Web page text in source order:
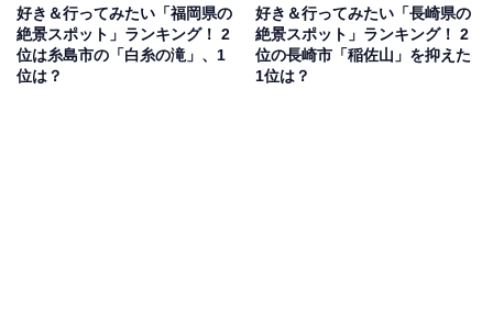
好き＆行ってみたい「福岡県の
絶景スポット」ランキング！ 2
位は糸島市の「白糸の滝」、1
位は？
好き＆行ってみたい「長崎県の
絶景スポット」ランキング！ 2
位の長崎市「稲佐山」を抑えた
1位は？